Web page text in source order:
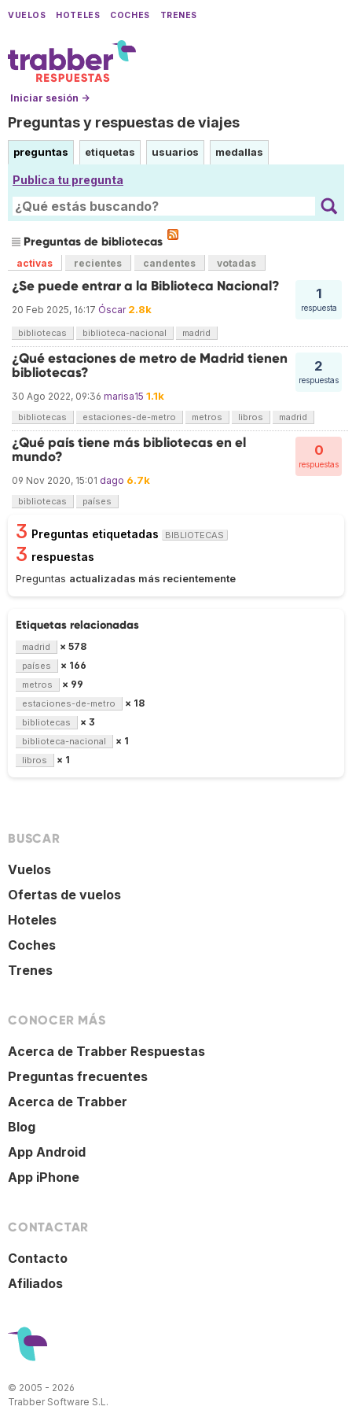
VUELOS HOTELES COCHES TRENES
Iniciar sesión →
Preguntas y respuestas de viajes
preguntas etiquetas usuarios medallas
Publica tu pregunta
Preguntas de bibliotecas
activas recientes candentes votadas
1
respuesta
¿Se puede entrar a la Biblioteca Nacional?
20 Feb 2025, 16:17 Óscar 2.8k
bibliotecas biblioteca-nacional madrid
2
respuestas
¿Qué estaciones de metro de Madrid tienen
bibliotecas?
30 Ago 2022, 09:36 marisa15 1.1k
bibliotecas estaciones-de-metro metros libros madrid
0
respuestas
¿Qué país tiene más bibliotecas en el
mundo?
09 Nov 2020, 15:01 dago 6.7k
bibliotecas países
3 Preguntas etiquetadas BIBLIOTECAS
3 respuestas
Preguntas actualizadas más recientemente
Etiquetas relacionadas
madrid × 578
países × 166
metros × 99
estaciones-de-metro × 18
bibliotecas × 3
biblioteca-nacional × 1
libros × 1
BUSCAR
Vuelos
Ofertas de vuelos
Hoteles
Coches
Trenes
CONOCER MÁS
Acerca de Trabber Respuestas
Preguntas frecuentes
Acerca de Trabber
Blog
App Android
App iPhone
CONTACTAR
Contacto
Afiliados
© 2005 - 2026
Trabber Software S.L.